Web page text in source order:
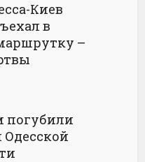
Киев
в
–
погубили
Одесской